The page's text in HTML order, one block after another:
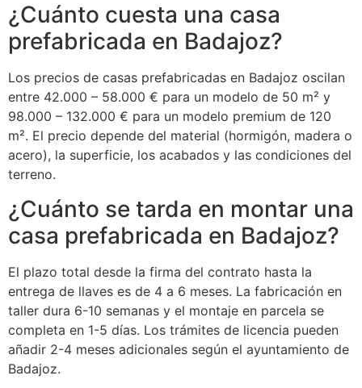
¿Cuánto cuesta una casa
prefabricada en Badajoz?
Los precios de casas prefabricadas en Badajoz oscilan
entre 42.000 – 58.000 € para un modelo de 50 m² y
98.000 – 132.000 € para un modelo premium de 120
m². El precio depende del material (hormigón, madera o
acero), la superficie, los acabados y las condiciones del
terreno.
¿Cuánto se tarda en montar una
casa prefabricada en Badajoz?
El plazo total desde la firma del contrato hasta la
entrega de llaves es de 4 a 6 meses. La fabricación en
taller dura 6-10 semanas y el montaje en parcela se
completa en 1-5 días. Los trámites de licencia pueden
añadir 2-4 meses adicionales según el ayuntamiento de
Badajoz.